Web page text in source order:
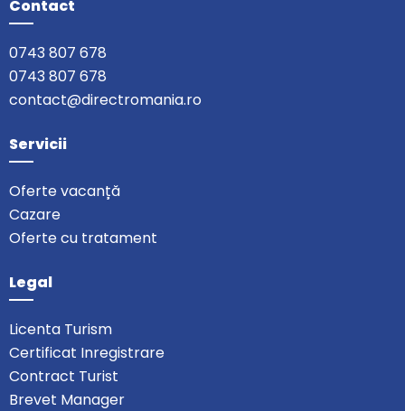
Contact
0743 807 678
0743 807 678
contact@directromania.ro
Servicii
Oferte vacanță
Cazare
Oferte cu tratament
Legal
Licenta Turism
Certificat Inregistrare
Contract Turist
Brevet Manager